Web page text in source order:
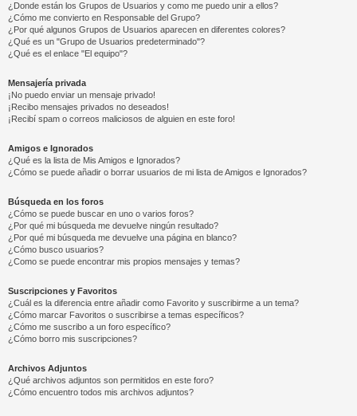
¿Donde están los Grupos de Usuarios y como me puedo unir a ellos?
¿Cómo me convierto en Responsable del Grupo?
¿Por qué algunos Grupos de Usuarios aparecen en diferentes colores?
¿Qué es un "Grupo de Usuarios predeterminado"?
¿Qué es el enlace "El equipo"?
Mensajería privada
¡No puedo enviar un mensaje privado!
¡Recibo mensajes privados no deseados!
¡Recibí spam o correos maliciosos de alguien en este foro!
Amigos e Ignorados
¿Qué es la lista de Mis Amigos e Ignorados?
¿Cómo se puede añadir o borrar usuarios de mi lista de Amigos e Ignorados?
Búsqueda en los foros
¿Cómo se puede buscar en uno o varios foros?
¿Por qué mi búsqueda me devuelve ningún resultado?
¿Por qué mi búsqueda me devuelve una página en blanco?
¿Cómo busco usuarios?
¿Como se puede encontrar mis propios mensajes y temas?
Suscripciones y Favoritos
¿Cuál es la diferencia entre añadir como Favorito y suscribirme a un tema?
¿Cómo marcar Favoritos o suscribirse a temas específicos?
¿Cómo me suscribo a un foro específico?
¿Cómo borro mis suscripciones?
Archivos Adjuntos
¿Qué archivos adjuntos son permitidos en este foro?
¿Cómo encuentro todos mis archivos adjuntos?